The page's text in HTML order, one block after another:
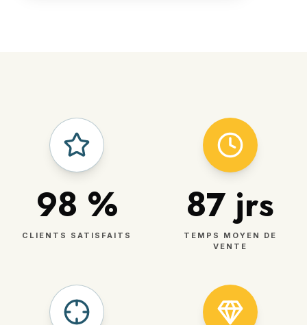
98 %
CLIENTS SATISFAITS
87 jrs
TEMPS MOYEN DE
VENTE